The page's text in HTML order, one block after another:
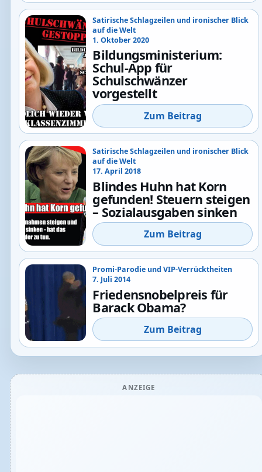
Satirische Schlagzeilen und ironischer Blick
auf die Welt
1. Oktober 2020
Bildungsministerium:
Schul-App für
Schulschwänzer
vorgestellt
Zum Beitrag
Satirische Schlagzeilen und ironischer Blick
auf die Welt
17. April 2018
Blindes Huhn hat Korn
gefunden! Steuern steigen
– Sozialausgaben sinken
Zum Beitrag
Promi-Parodie und VIP-Verrücktheiten
7. Juli 2014
Friedensnobelpreis für
Barack Obama?
Zum Beitrag
ANZEIGE